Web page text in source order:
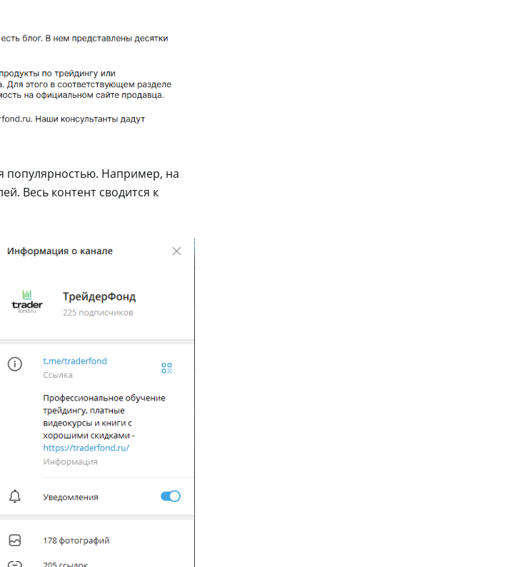
популярностью. Например, на
Весь контент сводится к